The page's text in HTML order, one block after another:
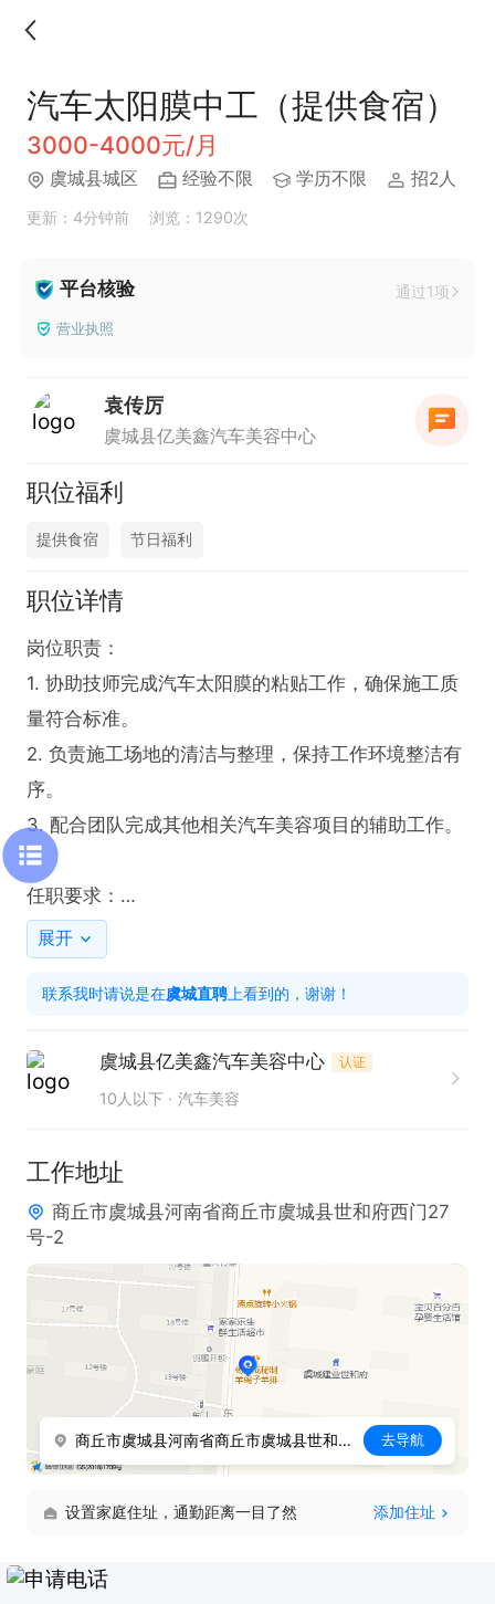
汽车太阳膜中工（提供食宿）
3000-4000元/月
虞城县城区 经验不限 学历不限 招2人
更新：4分钟前 浏览：1290次
平台核验 通过1项
营业执照
袁传厉
虞城县亿美鑫汽车美容中心
职位福利
提供食宿 节日福利
职位详情
岗位职责：
1. 协助技师完成汽车太阳膜的粘贴工作，确保施工质
量符合标准。
2. 负责施工场地的清洁与整理，保持工作环境整洁有
序。
3. 配合团队完成其他相关汽车美容项目的辅助工作。
任职要求：
1. 具备汽车太阳膜施工相关经验，熟悉施工流程与技
2. 掌握汽车美容行业标准专业工具的使用方法。
工艺。
4. 工作认真负责，注重细节，确保每一项施工任务的
5. 具备较强的团队协作精神，能与同事默契配合，共
同推进工作。
工作时间：長白班
职位福利：提供食宿，节日福利 。每月1号发放工
展开
联系我时请说是在虞城直聘 上看到的，谢谢！
虞城县亿美鑫汽车美容中心 认证
10人以下 汽车美容
工作地址
商丘市虞城县河南省商丘市虞城县世和府西门27
号-2
商丘市虞城县河南省商丘市虞城县世和府西门27号-2 去导航
设置家庭住址，通勤距离一目了然 添加住址